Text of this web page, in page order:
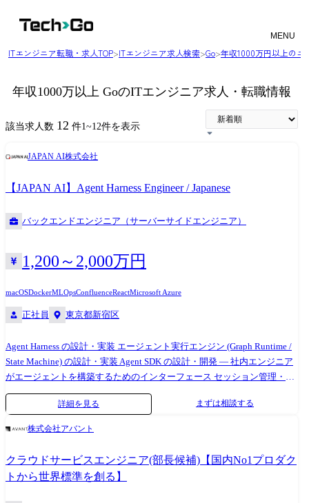
MENU
ITエンジニア転職・求人TOP>ITエンジニア求人検索>Go>年収1000万円以上のエ
年収1000万以上 GoのITエンジニア求人・転職情報
該当求人数 12 件1~12件を表示
JAPAN AI株式会社
【JAPAN AI】Agent Harness Engineer / Japanese
バックエンドエンジニア（サーバーサイドエンジニア）
1,200～2,000万円
macOSDockerMLOpsConfluenceReactMicrosoft Azure
正社員 東京都新宿区
Agent Harness の設計・実装 エージェント実行エンジン (Graph Runtime /
State Machine) の設計・実装 Agent SDK の設計・開発 — 社内エンジニア
がエージェントを構築するためのインターフェース セッション管理・チ
ェックポイント・リカバリ機構の実装 ガードレール / ポリシー実行エン
ジンの構築 — エージェントの行動を制御するルール実行基盤 AI/ML シ
リ基盤の設計 (長期記憶、ワーキングメモリ、RAG 統合) 推論パイプライ
ンの最適化 (レイテンシ削減、コスト効率化、キャッシュ戦略) Research
Engineer と連携した最新研究成果の本番基盤への統合 オーケストレーシ
詳細を見る まずは相談する
株式会社アバント
クラウドサービスエンジニア(部長候補)【国内No1プロダク
トから世界標準を創る】